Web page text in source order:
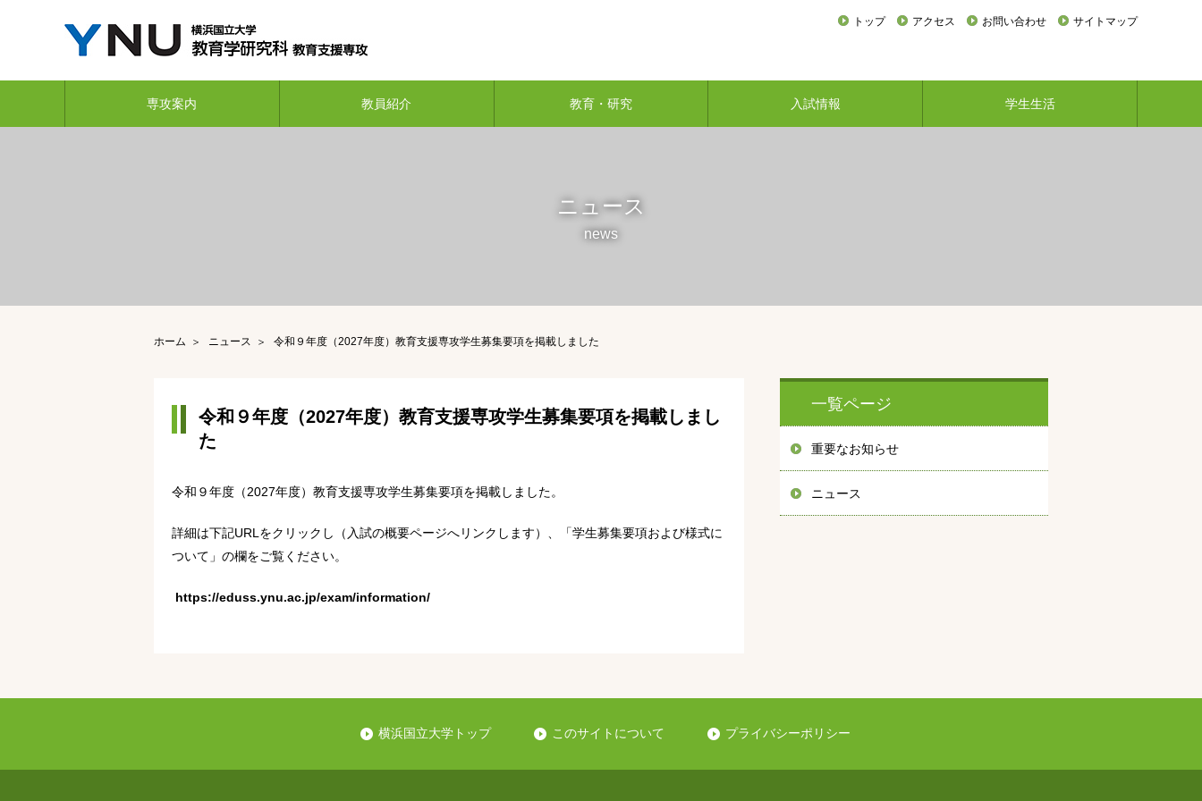
トップ アクセス お問い合わせ サイトマップ
専攻案内 教員紹介 教育・研究 入試情報 学生生活
ニュース
news
ホーム ニュース 令和９年度（2027年度）教育支援専攻学生募集要項を掲載しました
令和９年度（2027年度）教育支援専攻学生募集要項を掲載しまし
た
令和９年度（2027年度）教育支援専攻学生募集要項を掲載しました。
詳細は下記URLをクリックし（入試の概要ページへリンクします）、「学生募集要項および様式に
ついて」の欄をご覧ください。
https://eduss.ynu.ac.jp/exam/information/
一覧ページ
重要なお知らせ
ニュース
横浜国立大学トップ このサイトについて プライバシーポリシー